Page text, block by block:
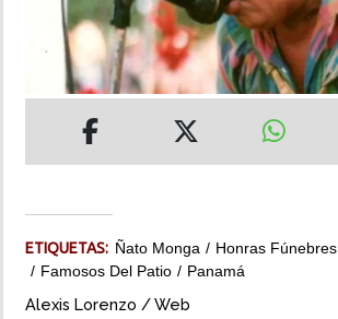
MULTIMEDIA
IMPRESO
ETIQUETAS: Ñato Monga Honras Fúnebres
Famosos Del Patio
Panamá
Alexis Lorenzo / Web